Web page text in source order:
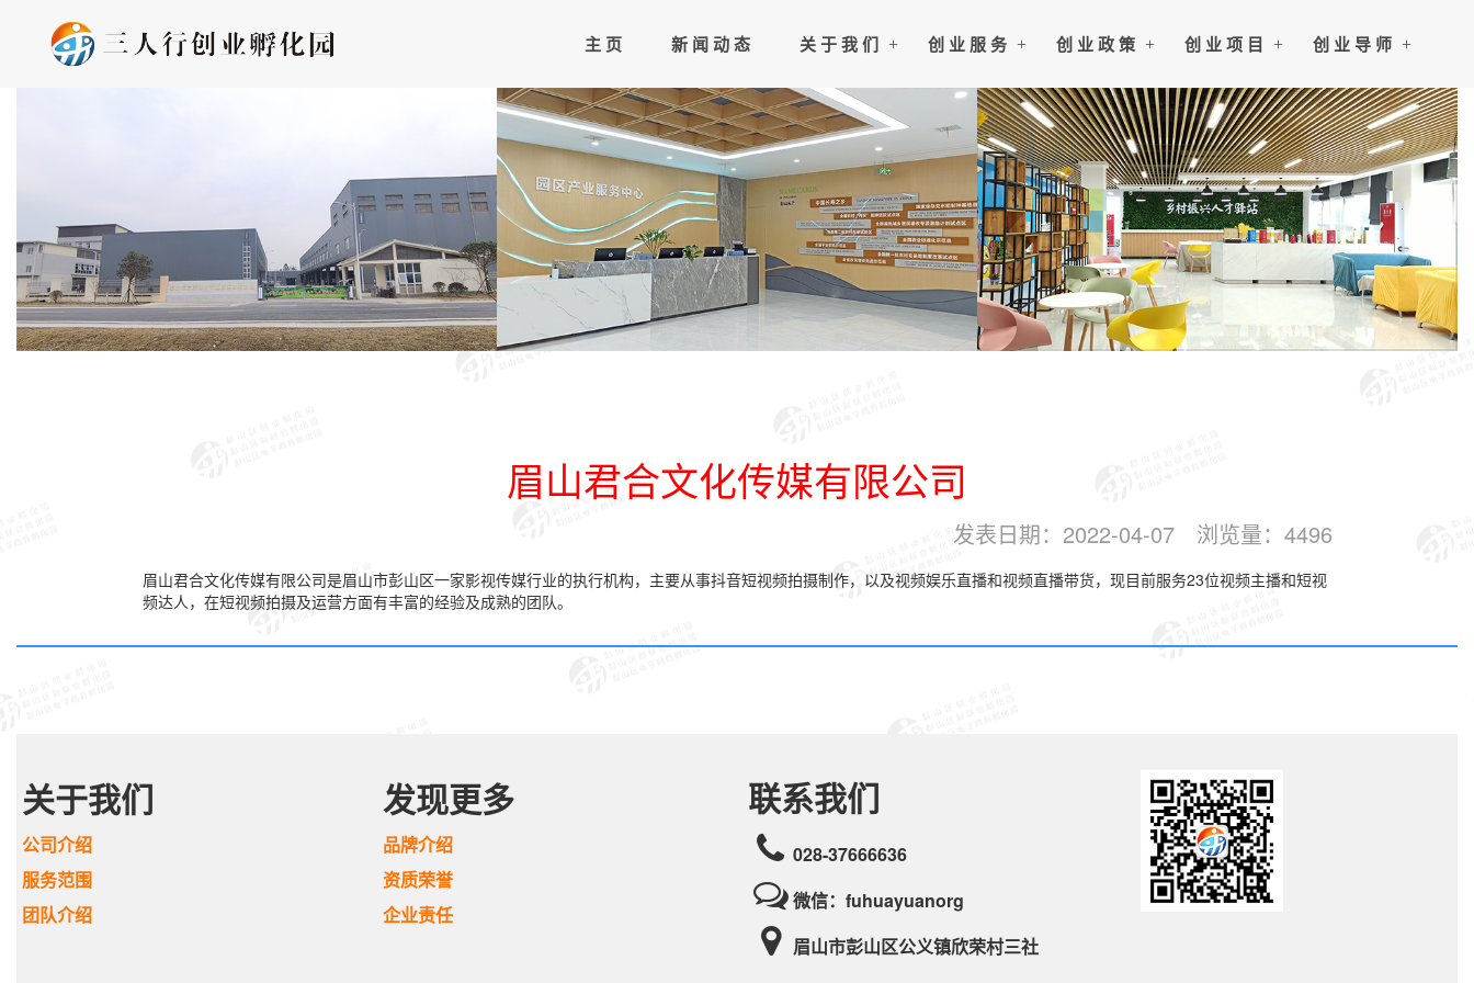
主 页 新 闻 动 态 关 于 我 们 创 业 服 务 创 业 政 策 创 业 项 目 创 业 导 师
眉山君合文化传媒有限公司
发表日期： 2022-04-07浏览量： 4496
眉山君合文化传媒有限公司是眉山市彭山区一家影视传媒行业的执行机构，主要从事抖音短视频拍摄制作，以及视频娱乐直播和视频直播带货，现目前服务23位视频主播和短视
频达人，在短视频拍摄及运营方面有丰富的经验及成熟的团队。
关于我们
公司介绍
服务范围
团队介绍
发现更多
品牌介绍
资质荣誉
企业责任
联系我们
028-37666636
微信：fuhuayuanorg
眉山市彭山区公义镇欣荣村三社